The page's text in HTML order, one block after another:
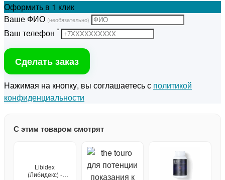
Оформить в 1 клик
Ваше ФИО (необязательно)
Ваш телефон *
Сделать заказ
Нажимая на кнопку, вы соглашаетесь с политикой
конфиденциальности
С этим товаром смотрят
Libidex
(Либидекс) -